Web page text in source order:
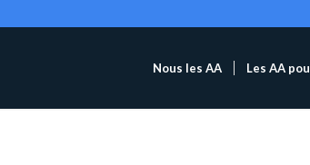
Nous les AA Les AA